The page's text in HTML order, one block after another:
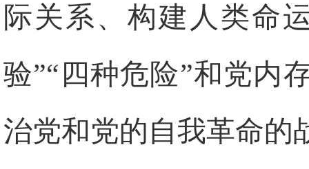
际关系、构建人类命
验”“四种危险”和党内
治党和党的自我革命的